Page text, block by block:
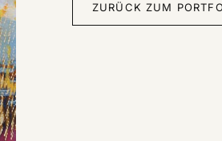
ZURÜCK ZUM